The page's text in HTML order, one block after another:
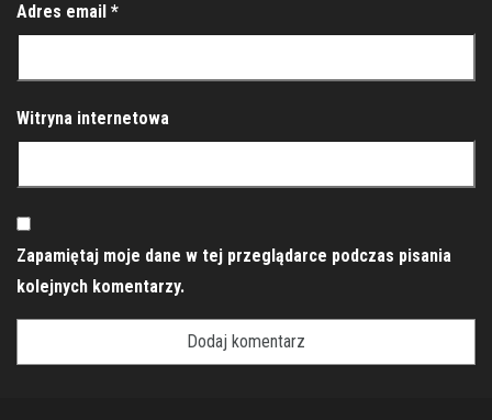
Adres email *
Witryna internetowa
Zapamiętaj moje dane w tej przeglądarce podczas pisania
kolejnych komentarzy.